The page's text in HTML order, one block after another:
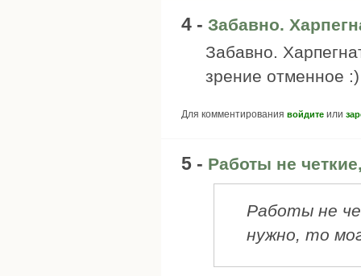
4 - Забавно.
Забавно.
зрение отменное :)
Для комментирования войдите или
5 - Работы не
Работы не
нужно, то